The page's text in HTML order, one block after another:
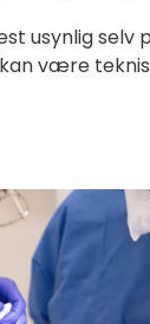
usynlig
være